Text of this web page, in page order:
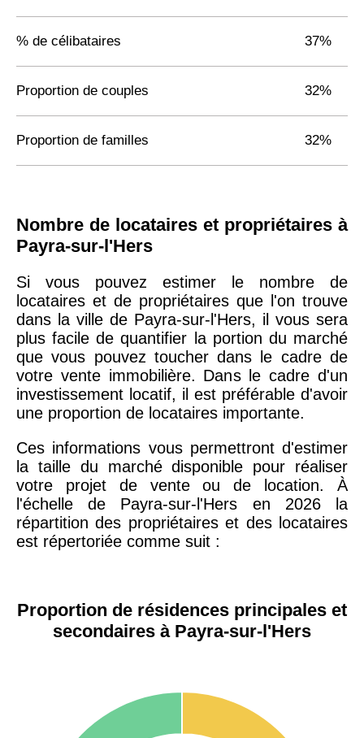
% de célibataires 37%
Proportion de couples 32%
Proportion de familles 32%
Nombre de locataires et propriétaires à
Payra-sur-l'Hers
Si vous pouvez estimer le nombre de
locataires et de propriétaires que l'on trouve
dans la ville de Payra-sur-l'Hers, il vous sera
plus facile de quantifier la portion du marché
que vous pouvez toucher dans le cadre de
votre vente immobilière. Dans le cadre d'un
investissement locatif, il est préférable d'avoir
une proportion de locataires importante.
Ces informations vous permettront d'estimer
la taille du marché disponible pour réaliser
votre projet de vente ou de location. À
l'échelle de Payra-sur-l'Hers en 2026 la
répartition des propriétaires et des locataires
est répertoriée comme suit :
Proportion de résidences principales et
secondaires à Payra-sur-l'Hers